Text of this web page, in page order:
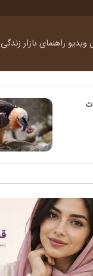
ویدیو راهنمای بازار